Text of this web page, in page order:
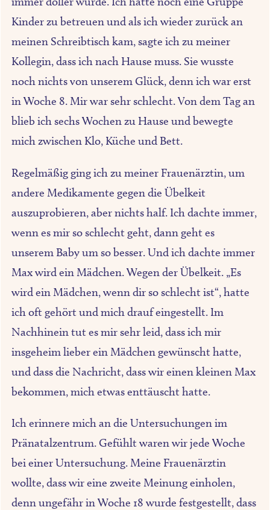
Kinder zu betreuen und als ich wieder zurück an
meinen Schreibtisch kam, sagte ich zu meiner
Kollegin, dass ich nach Hause muss. Sie wusste
noch nichts von unserem Glück, denn ich war erst
in Woche 8. Mir war sehr schlecht. Von dem Tag an
blieb ich sechs Wochen zu Hause und bewegte
mich zwischen Klo, Küche und Bett.
Regelmäßig ging ich zu meiner Frauenärztin, um
andere Medikamente gegen die Übelkeit
auszuprobieren, aber nichts half. Ich dachte immer,
wenn es mir so schlecht geht, dann geht es
unserem Baby um so besser. Und ich dachte immer
Max wird ein Mädchen. Wegen der Übelkeit. „Es
wird ein Mädchen, wenn dir so schlecht ist“, hatte
ich oft gehört und mich drauf eingestellt. Im
Nachhinein tut es mir sehr leid, dass ich mir
insgeheim lieber ein Mädchen gewünscht hatte,
und dass die Nachricht, dass wir einen kleinen Max
bekommen, mich etwas enttäuscht hatte.
Ich erinnere mich an die Untersuchungen im
Pränatalzentrum. Gefühlt waren wir jede Woche
bei einer Untersuchung. Meine Frauenärztin
wollte, dass wir eine zweite Meinung einholen,
denn ungefähr in Woche 18 wurde festgestellt, dass